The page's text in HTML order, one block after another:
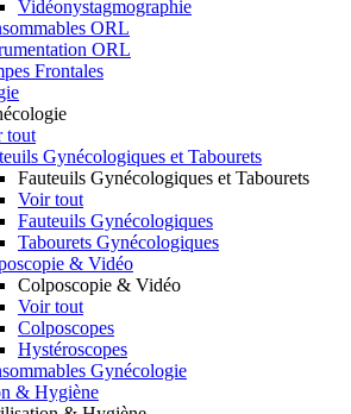
Vidéonystagmographie
ORL
ORL
Frontales
tout
Gynécologiques et Tabourets
Fauteuils Gynécologiques et Tabourets
Voir tout
Fauteuils Gynécologiques
Tabourets Gynécologiques
& Vidéo
Colposcopie & Vidéo
Voir tout
Colposcopes
Hystéroscopes
Gynécologie
& Hygiène